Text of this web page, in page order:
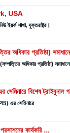
USA
ইয়র্ক শাখা, যুক্তরাষ্ট্র।
অধিকার প্রতিষ্ঠা)
অধিকার প্রতিষ্ঠা)
বিশেষ ট্রাইবুনাল
এর সেমিনারে
কার্যকরি ...